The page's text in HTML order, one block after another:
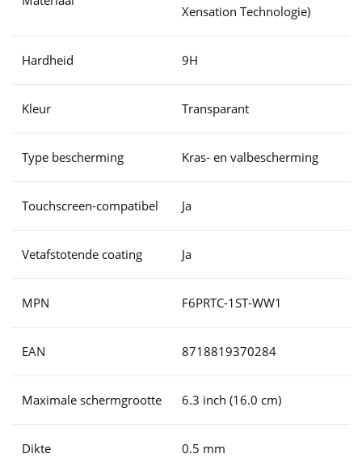
Xensation Technologie)
Hardheid 9H
Kleur Transparant
Type bescherming Kras- en valbescherming
Touchscreen-compatibel Ja
Vetafstotende coating Ja
MPN F6PRTC-1ST-WW1
EAN 8718819370284
Maximale schermgrootte 6.3 inch (16.0 cm)
Dikte 0.5 mm